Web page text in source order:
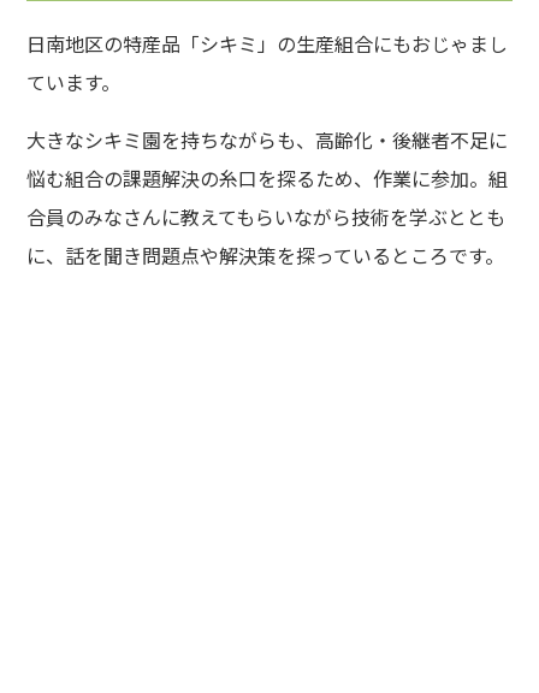
日南地区の特産品「シキミ」の生産組合にもおじゃまし
ています。
大きなシキミ園を持ちながらも、高齢化・後継者不足に
悩む組合の課題解決の糸口を探るため、作業に参加。組
合員のみなさんに教えてもらいながら技術を学ぶととも
に、話を聞き問題点や解決策を探っているところです。